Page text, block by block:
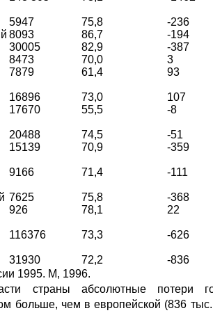
5947 75,8
-236
8093 86,7
-194
30005 82,9
-387
8473 70,0
3
7879 61,4 93
16896 73,0
107
17670 55,5 -8
20488 74,5
-51
15139 70,9 -359
9166 71,4 -111
7625 75,8
-368
926 78,1 22
116376 73,3 -626
31930 72,2
-836
1995. М, 1996.
страны абсолютные потери
больше, чем в европейской (836